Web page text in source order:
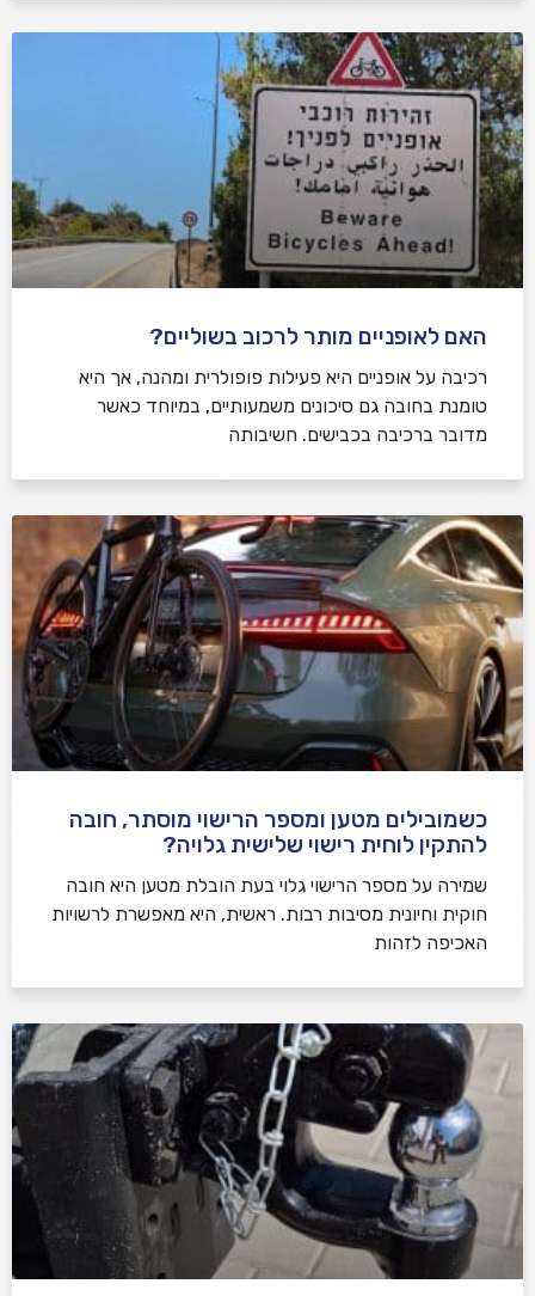
האם לאופניים מותר לרכוב בשוליים?
רכיבה על אופניים היא פעילות פופולרית ומהנה, אך היא
טומנת בחובה גם סיכונים משמעותיים, במיוחד כאשר
מדובר ברכיבה בכבישים. חשיבותה
כשמובילים מטען ומספר הרישוי מוסתר, חובה
להתקין לוחית רישוי שלישית גלויה?
שמירה על מספר הרישוי גלוי בעת הובלת מטען היא חובה
חוקית וחיונית מסיבות רבות. ראשית, היא מאפשרת לרשויות
האכיפה לזהות